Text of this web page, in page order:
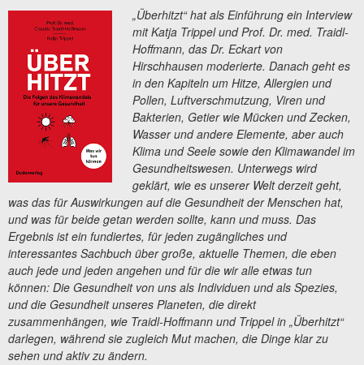
„Überhitzt“ hat als Einführung ein Interview
mit Katja Trippel und Prof. Dr. med. Traidl-
Hoffmann, das Dr. Eckart von
Hirschhausen moderierte. Danach geht es
in den Kapiteln um Hitze, Allergien und
Pollen, Luftverschmutzung, Viren und
Bakterien, Getier wie Mücken und Zecken,
Wasser und andere Elemente, aber auch
Klima und Seele sowie den Klimawandel im
Gesundheitswesen. Unterwegs wird
geklärt, wie es unserer Welt derzeit geht,
was das für Auswirkungen auf die Gesundheit der Menschen hat,
und was für beide getan werden sollte, kann und muss. Das
Ergebnis ist ein fundiertes, für jeden zugängliches und
interessantes Sachbuch über große, aktuelle Themen, die eben
auch jede und jeden angehen und für die wir alle etwas tun
können: Die Gesundheit von uns als Individuen und als Spezies,
und die Gesundheit unseres Planeten, die direkt
zusammenhängen, wie Traidl-Hoffmann und Trippel in „Überhitzt“
darlegen, während sie zugleich Mut machen, die Dinge klar zu
sehen und aktiv zu ändern.